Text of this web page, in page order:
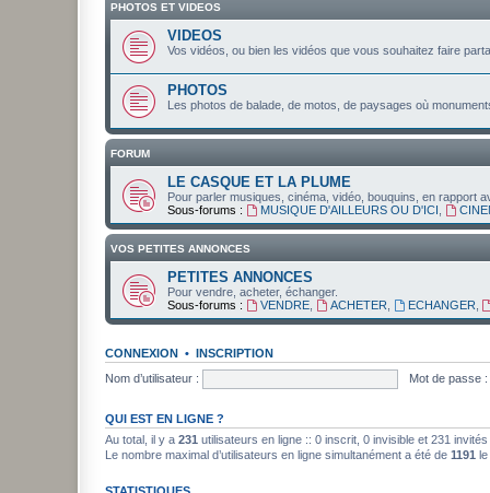
PHOTOS ET VIDEOS
VIDEOS
Vos vidéos, ou bien les vidéos que vous souhaitez faire
PHOTOS
Les photos de balade, de motos, de paysages où
FORUM
LE CASQUE ET LA PLUME
Pour parler musiques, cinéma, vidéo, bouquins, en rapport
Sous-forums :
MUSIQUE D'AILLEURS OU D'ICI
VOS PETITES ANNONCES
PETITES ANNONCES
Pour vendre, acheter, échanger.
Sous-forums :
VENDRE, ACHETER ECHANGER
CONNEXION • INSCRIPTION
Nom d’utilisateur :
Mot de passe :
QUI EST EN LIGNE ?
Au total, il y a 231 utilisateurs en ligne :: 0 inscrit, 0 invisible et 231
Le nombre maximal d’utilisateurs en ligne simultanément a été de 1191